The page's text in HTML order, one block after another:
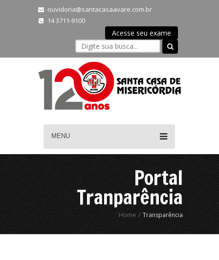
ouvidoria@santacasaavare.com.br
14 3711-9100
Acesse seu exame
MENU
Portal
Tranparência
Home / Transparência